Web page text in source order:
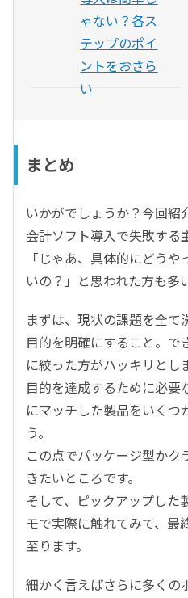
ゃない？各ス
テップのポイ
ントをおさら
い
まとめ
いかがでしょうか？今回紹
会計ソフト導入で失敗する
「じゃあ、具体的にどう
いの？」と思われた方も多
まずは、現状の課題を全
目的を明確にすること。
に絞った方がハッキリとし
目的を達成するために必
にマッチした製品をいくつ
う。
この点でパッケージ型か
きたいところです。
そして、ピックアップし
モで実際に触れてみて、最
至ります。
細かく言えばさらに多くの